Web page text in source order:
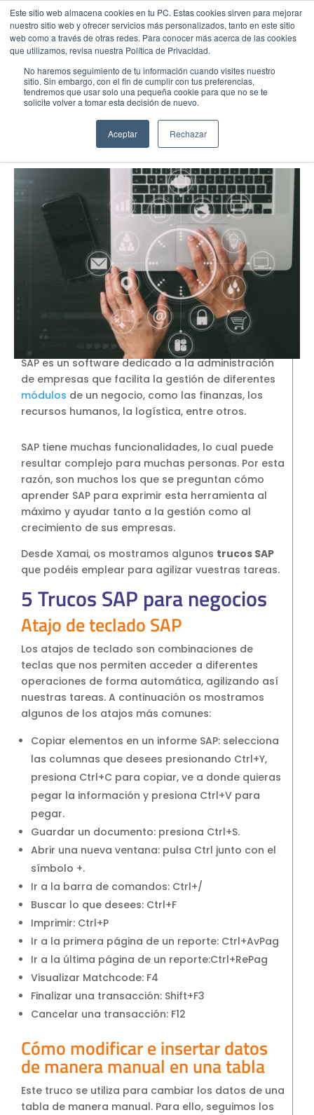
Este sitio web almacena cookies en tu PC. Estas cookies sirven para mejorar
nuestro sitio web y ofrecer servicios más personalizados, tanto en este sitio
web como a través de otras redes. Para conocer más acerca de las cookies
que utilizamos, revisa nuestra Política de Privacidad.
No haremos seguimiento de tu información cuando visites nuestro
sitio. Sin embargo, con el fin de cumplir con tus preferencias,
tendremos que usar solo una pequeña cookie para que no se te
solicite volver a tomar esta decisión de nuevo.
Aceptar Rechazar
Menu Llamar
EMPIEZA AQUÍ
Inicio
Casos de Éxito
Industrias
Cotiza SAP
Contacto
Partner SAP en tu Ciudad
Partners Estratégicos
EXPLORAR SOLUIONES
SOLUCIONES CLOUD
SAP Business One Cloud
SAP Cloud ERP
SAP Cloud ERP RISE
SAP BTP
SAP Business Data Cloud
SOLUCIONES ONPREMISE
SAP Business One
Addons para SAP Business One
SAP S4HANA
Migración a S4HANA
SOPORTE
Soporte y Mantenimiento SAP
Soporte y Manntenimiento SAP
Business One
Soporte y Mantenimiento SAP
S4HANA Cloud
CONSULTORIA
Consultoria SAP
Consultoria SAP Business One
Consultoria SAP S4HANA Cloud
ÚNETE
¡Más de 400 clientes!
Únete a ellos
ERP
Los Mejores Trucos SAP
SAP es un software dedicado a la administración
de empresas que facilita la gestión de diferentes
módulos de un negocio, como las finanzas, los
recursos humanos, la logística, entre otros.
SAP tiene muchas funcionalidades, lo cual puede
resultar complejo para muchas personas. Por esta
razón, son muchos los que se preguntan cómo
aprender SAP para exprimir esta herramienta al
máximo y ayudar tanto a la gestión como al
crecimiento de sus empresas.
Desde Xamai, os mostramos algunos trucos SAP
que podéis emplear para agilizar vuestras tareas.
5 Trucos SAP para negocios
Atajo de teclado SAP
Los atajos de teclado son combinaciones de
teclas que nos permiten acceder a diferentes
operaciones de forma automática, agilizando así
nuestras tareas. A continuación os mostramos
algunos de los atajos más comunes:
Copiar elementos en un informe SAP: selecciona
las columnas que desees presionando Ctrl+Y,
presiona Ctrl+C para copiar, ve a donde quieras
pegar la información y presiona Ctrl+V para
pegar.
Guardar un documento: presiona Ctrl+S.
Abrir una nueva ventana: pulsa Ctrl junto con el
símbolo +.
Ir a la barra de comandos: Ctrl+/
Buscar lo que desees: Ctrl+F
Imprimir: Ctrl+P
Ir a la primera página de un reporte: Ctrl+AvPag
Ir a la última página de un reporte:Ctrl+RePag
Visualizar Matchcode: F4
Finalizar una transacción: Shift+F3
Cancelar una transacción: F12
Cómo modificar e insertar datos
de manera manual en una tabla
Este truco se utiliza para cambiar los datos de una
tabla de manera manual. Para ello, seguimos los